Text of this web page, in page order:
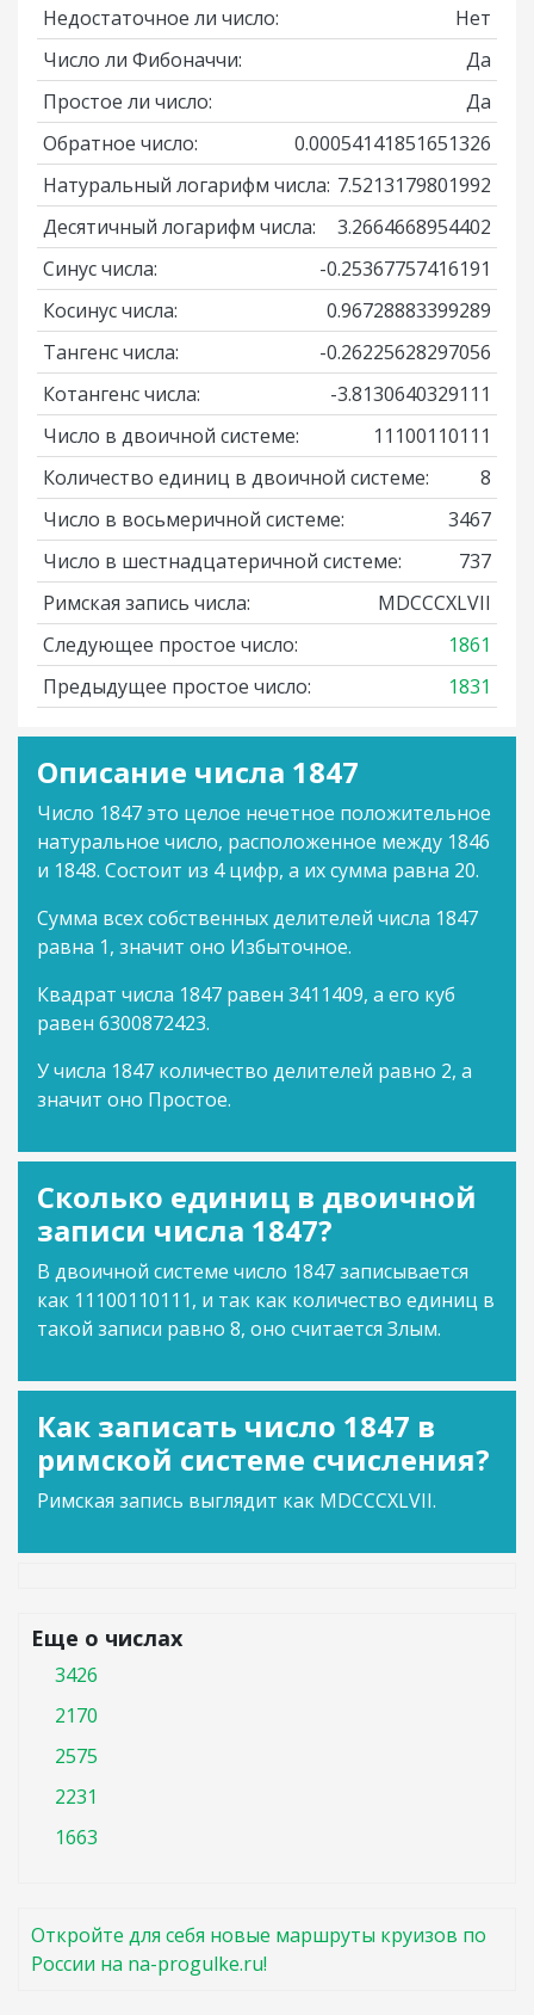
Недостаточное ли число:
Нет
Число ли Фибоначчи:
Да
Простое ли число:
Да
Обратное число:
0.00054141851651326
Натуральный логарифм числа: 7.5213179801992
Десятичный логарифм числа:
3.2664668954402
Синус числа:
-0.25367757416191
Косинус числа:
0.96728883399289
Тангенс числа:
-0.26225628297056
Котангенс числа:
-3.8130640329111
Число в двоичной системе:
11100110111
Количество единиц в двоичной системе:
8
Число в восьмеричной системе:
3467
Число в шестнадцатеричной системе:
737
Римская запись числа:
MDCCCXLVII
Следующее простое число:
1861
Предыдущее простое число:
1831
Описание числа 1847
Число 1847 это целое нечетное положительное
натуральное число, расположенное между 1846
и 1848. Состоит из 4 цифр, а их сумма равна 20.
Сумма всех собственных делителей числа 1847
равна 1, значит оно Избыточное.
Квадрат числа 1847 равен 3411409, а его куб
равен 6300872423.
У числа 1847 количество делителей равно 2, а
значит оно Простое.
Сколько единиц в двоичной
записи числа 1847?
В двоичной системе число 1847 записывается
как 11100110111, и так как количество единиц в
такой записи равно 8, оно считается Злым.
Как записать число 1847 в
римской системе счисления?
Римская запись выглядит как MDCCCXLVII.
Еще о числах
3426
2170
2575
2231
1663
Откройте для себя новые маршруты круизов по
России на na-progulke.ru!